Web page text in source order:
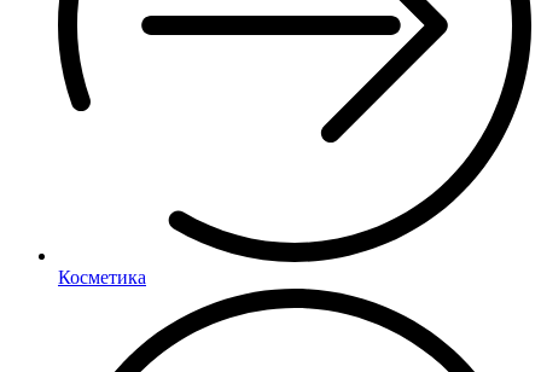
Косметика